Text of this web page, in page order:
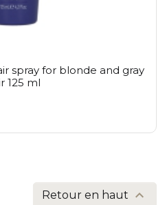
spray for blonde and gray
125 ml
Retour en haut 